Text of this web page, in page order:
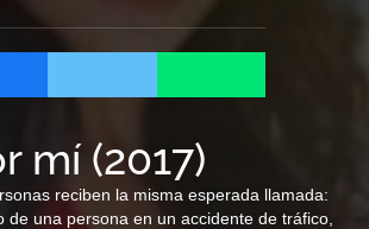
mí (2017)
reciben la misma esperada llamada:
de una persona en un accidente de tráfico,